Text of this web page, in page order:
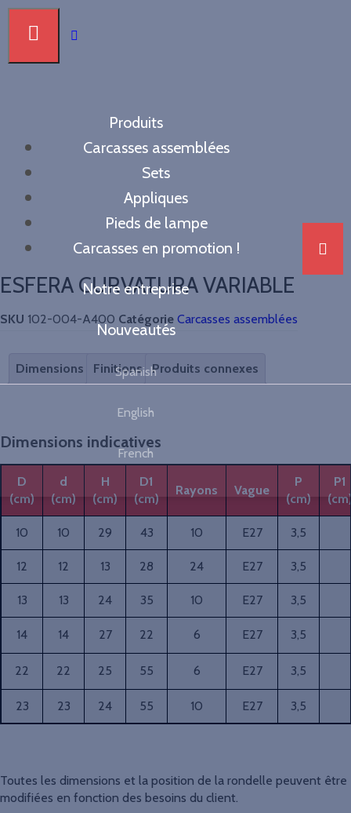
Produits
Carcasses assemblées
Sets
Appliques
Pieds de lampe
Carcasses en promotion !
Notre entreprise
Nouveautés
Spanish
English
French
Carcasses assemblées
ESFERA CURVATURA VARIABLE
SKU 102-004-A400 Catégorie Carcasses assemblées
Dimensions Finitions Produits connexes
Dimensions indicatives
D
(cm)
d
(cm)
H
(cm)
D1
(cm)
Rayons Vague
P
(cm)
P1
10 10 29 43 10 E27 3,5
12 12 13 28 24 E27 3,5
13 13 24 35 10 E27 3,5
14 14 27 22 6 E27 3,5
22 22 25 55 6 E27 3,5
23 23 24 55 10 E27 3,5
Toutes les dimensions et la position de la rondelle peuvent être
modifiées en fonction des besoins du client.